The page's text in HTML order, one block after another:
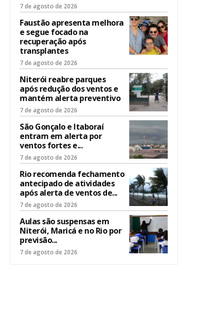
7 de agosto de 2026
Faustão apresenta melhora
e segue focado na
recuperação após
transplantes
7 de agosto de 2026
Niterói reabre parques
após redução dos ventos e
mantém alerta preventivo
7 de agosto de 2026
São Gonçalo e Itaboraí
entram em alerta por
ventos fortes e...
7 de agosto de 2026
Rio recomenda fechamento
antecipado de atividades
após alerta de ventos de...
7 de agosto de 2026
Aulas são suspensas em
Niterói, Maricá e no Rio por
previsão...
7 de agosto de 2026